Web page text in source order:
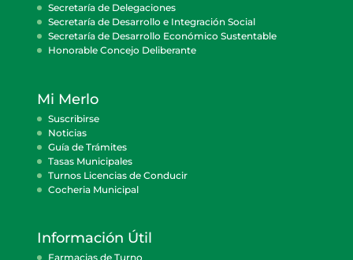
Secretaría de Delegaciones
Secretaría de Desarrollo e Integración Social
Secretaría de Desarrollo Económico Sustentable
Honorable Concejo Deliberante
Mi Merlo
Suscribirse
Noticias
Guía de Trámites
Tasas Municipales
Turnos Licencias de Conducir
Cocheria Municipal
Información Útil
Farmacias de Turno